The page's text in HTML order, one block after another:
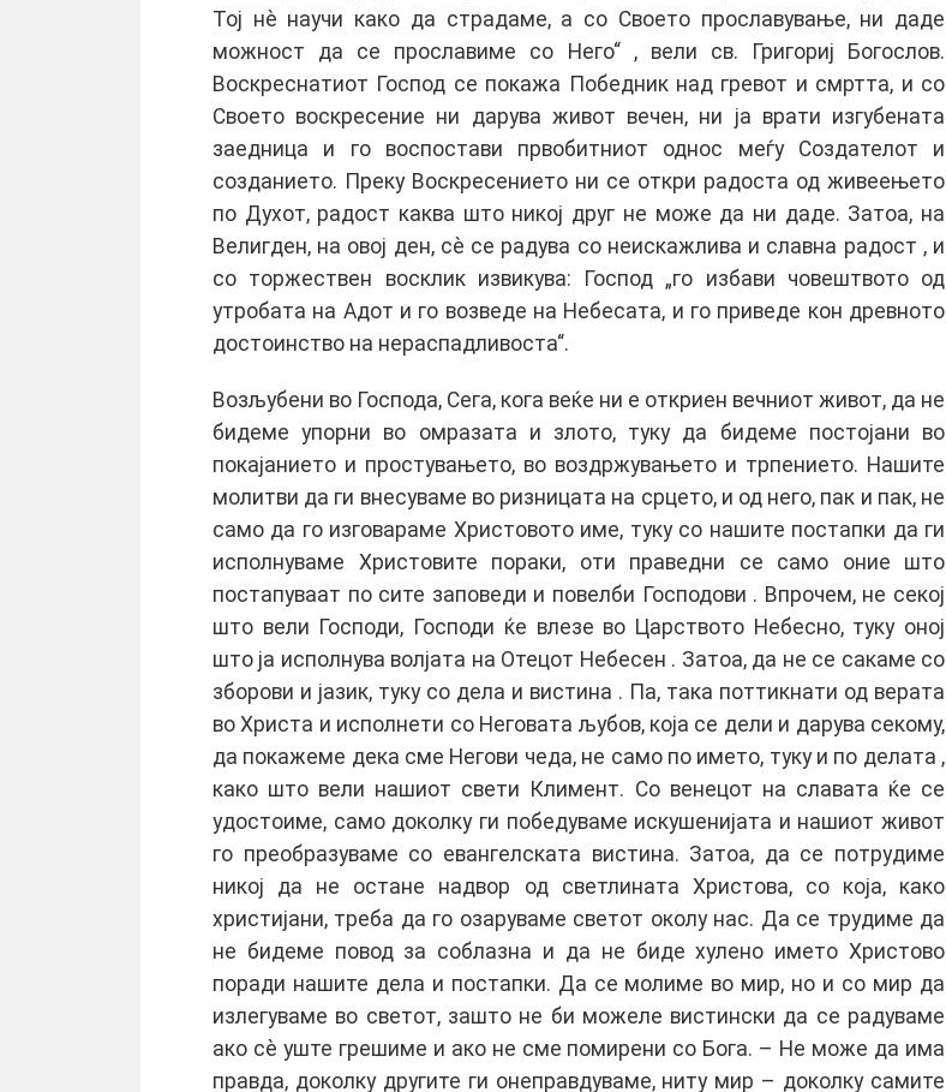
Тој нè научи како да страдаме, а со Своето прославување, ни даде
можност да се прославиме со Него“ , вели св. Григориј Богослов.
Воскреснатиот Господ се покажа Победник над гревот и смртта, и со
Своето воскресение ни дарува живот вечен, ни ја врати изгубената
заедница и го воспостави првобитниот однос меѓу Создателот и
созданието. Преку Воскресението ни се откри радоста од живеењето
по Духот, радост каква што никој друг не може да ни даде. Затоа, на
Велигден, на овој ден, сè се радува со неискажлива и славна радост , и
со торжествен восклик извикува: Господ „го избави човештвото од
утробата на Адот и го возведе на Небесата, и го приведе кон древното
достоинство на нераспадливоста“.
Возљубени во Господа, Сега, кога веќе ни е откриен вечниот живот, да не
бидеме упорни во омразата и злото, туку да бидеме постојани во
покајанието и простувањето, во воздржувањето и трпението. Нашите
молитви да ги внесуваме во ризницата на срцето, и од него, пак и пак, не
само да го изговараме Христовото име, туку со нашите постапки да ги
исполнуваме Христовите пораки, оти праведни се само оние што
постапуваат по сите заповеди и повелби Господови . Впрочем, не секој
што вели Господи, Господи ќе влезе во Царството Небесно, туку оној
што ја исполнува волјата на Отецот Небесен . Затоа, да не се сакаме со
зборови и јазик, туку со дела и вистина . Па, така поттикнати од верата
во Христа и исполнети со Неговата љубов, која се дели и дарува секому,
да покажеме дека сме Негови чеда, не само по името, туку и по делата ,
како што вели нашиот свети Климент. Со венецот на славата ќе се
удостоиме, само доколку ги победуваме искушенијата и нашиот живот
го преобразуваме со евангелската вистина. Затоа, да се потрудиме
никој да не остане надвор од светлината Христова, со која, како
христијани, треба да го озаруваме светот околу нас. Да се трудиме да
не бидеме повод за соблазна и да не биде хулено името Христово
поради нашите дела и постапки. Да се молиме во мир, но и со мир да
излегуваме во светот, зашто не би можеле вистински да се радуваме
ако сè уште грешиме и ако не сме помирени со Бога. – Не може да има
правда, доколку другите ги онеправдуваме, ниту мир – доколку самите